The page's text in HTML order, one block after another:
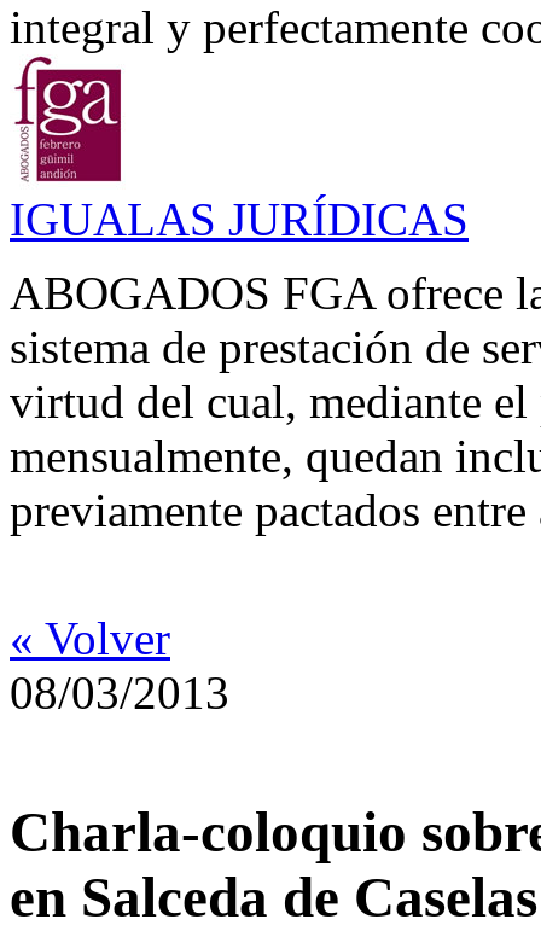
integral y perfectamente
IGUALAS JURÍDICAS
ABOGADOS FGA ofrece
sistema de prestación de
virtud del cual, mediante el
mensualmente, quedan
previamente pactados entre
« Volver
08/03/2013
Charla-coloquio
en Salceda de Caselas